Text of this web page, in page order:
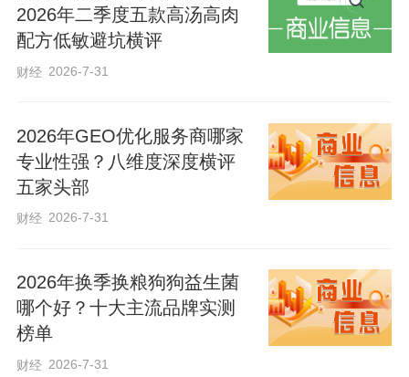
2026年二季度五款高汤高肉
配方低敏避坑横评
财经 2026-7-31
2026年GEO优化服务商哪家
专业性强？八维度深度横评
五家头部
财经 2026-7-31
2026年换季换粮狗狗益生菌
哪个好？十大主流品牌实测
榜单
财经 2026-7-31